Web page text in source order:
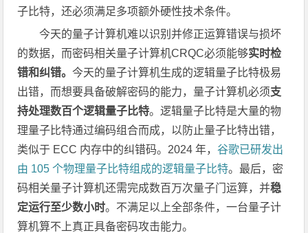
子比特，还必须满足多项额外硬性技术条件。
今天的量子计算机难以识别并修正运算错误与损坏
的数据，而密码相关量子计算机CRQC必须能够实时检
错和纠错。今天的量子计算机生成的逻辑量子比特极易
出错，而想要具备破解密码的能力，量子计算机必须支
持处理数百个逻辑量子比特。逻辑量子比特是大量的物
理量子比特通过编码组合而成，以防止量子比特出错，
类似于 ECC 内存中的纠错码。2024 年，谷歌已研发出
由 105 个物理量子比特组成的逻辑量子比特。最后，密
码相关量子计算机还需完成数百万次量子门运算，并稳
定运行至少数小时。不满足以上全部条件，一台量子计
算机算不上真正具备密码攻击能力。